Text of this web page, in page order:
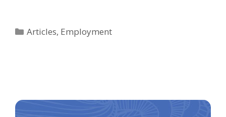
Categories
Articles, Employment